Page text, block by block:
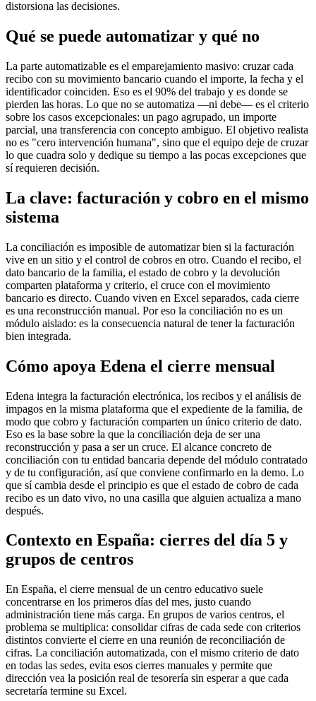
distorsiona las decisiones.
Qué se puede automatizar y qué no
La parte automatizable es el emparejamiento masivo: cruzar cada
recibo con su movimiento bancario cuando el importe, la fecha y el
identificador coinciden. Eso es el 90% del trabajo y es donde se
pierden las horas. Lo que no se automatiza —ni debe— es el criterio
sobre los casos excepcionales: un pago agrupado, un importe
parcial, una transferencia con concepto ambiguo. El objetivo realista
no es "cero intervención humana", sino que el equipo deje de cruzar
lo que cuadra solo y dedique su tiempo a las pocas excepciones que
sí requieren decisión.
La clave: facturación y cobro en el mismo
sistema
La conciliación es imposible de automatizar bien si la facturación
vive en un sitio y el control de cobros en otro. Cuando el recibo, el
dato bancario de la familia, el estado de cobro y la devolución
comparten plataforma y criterio, el cruce con el movimiento
bancario es directo. Cuando viven en Excel separados, cada cierre
es una reconstrucción manual. Por eso la conciliación no es un
módulo aislado: es la consecuencia natural de tener la facturación
bien integrada.
Cómo apoya Edena el cierre mensual
Edena integra la facturación electrónica, los recibos y el análisis de
impagos en la misma plataforma que el expediente de la familia, de
modo que cobro y facturación comparten un único criterio de dato.
Eso es la base sobre la que la conciliación deja de ser una
reconstrucción y pasa a ser un cruce. El alcance concreto de
conciliación con tu entidad bancaria depende del módulo contratado
y de tu configuración, así que conviene confirmarlo en la demo. Lo
que sí cambia desde el principio es que el estado de cobro de cada
recibo es un dato vivo, no una casilla que alguien actualiza a mano
después.
Contexto en España: cierres del día 5 y
grupos de centros
En España, el cierre mensual de un centro educativo suele
concentrarse en los primeros días del mes, justo cuando
administración tiene más carga. En grupos de varios centros, el
problema se multiplica: consolidar cifras de cada sede con criterios
distintos convierte el cierre en una reunión de reconciliación de
cifras. La conciliación automatizada, con el mismo criterio de dato
en todas las sedes, evita esos cierres manuales y permite que
dirección vea la posición real de tesorería sin esperar a que cada
secretaría termine su Excel.